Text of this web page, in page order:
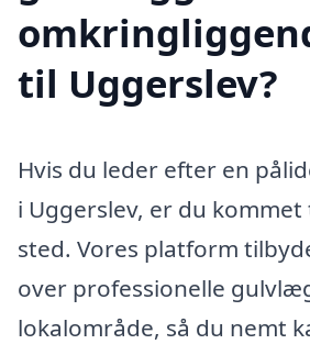
til Uggerslev?
Hvis du leder efter en
i Uggerslev, er du
sted. Vores platform
over professionelle
lokalområde, så du nemt